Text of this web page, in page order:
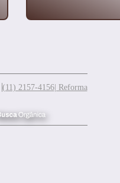
(11) 2157-4156| Reforma